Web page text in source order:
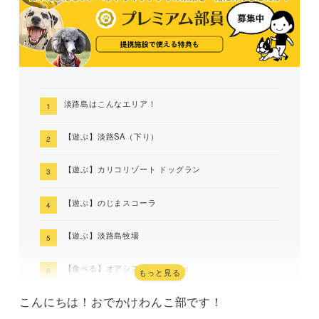
淡路島はこんなエリア！
【遊ぶ】淡路SA（下り）
【遊ぶ】カリコリゾート ドッグラン
【遊ぶ】のじまスコーラ
【遊ぶ】淡路島牧場
【食べる】オアシスドックカフェ
【食べる】淡路島クラフトサーカス ドッグテラス
もっと見る
こんにちは！おでかけわんこ部です！